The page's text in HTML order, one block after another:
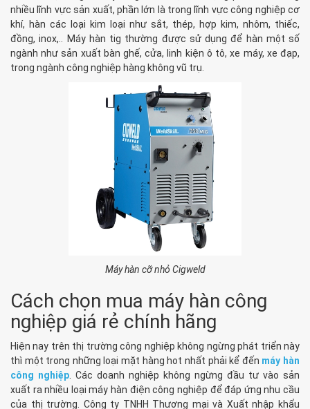
nhiều lĩnh vực sản xuất, phần lớn là trong lĩnh vực công nghiệp cơ
khí, hàn các loại kim loại như sắt, thép, hợp kim, nhôm, thiếc,
đồng, inox,.. Máy hàn tig thường được sử dụng để hàn một số
ngành như sản xuất bàn ghế, cửa, linh kiện ô tô, xe máy, xe đạp,
trong ngành công nghiệp hàng không vũ trụ.
Máy hàn cỡ nhỏ Cigweld
Cách chọn mua máy hàn công
nghiệp giá rẻ chính hãng
Hiện nay trên thị trường công nghiệp không ngừng phát triển này
thì một trong những loại mặt hàng hot nhất phải kể đến máy hàn
công nghiệp . Các doanh nghiệp không ngừng đầu tư vào sản
xuất ra nhiều loại máy hàn điện công nghiệp để đáp ứng nhu cầu
của thị trường. Công ty TNHH Thương mại và Xuất nhập khẩu